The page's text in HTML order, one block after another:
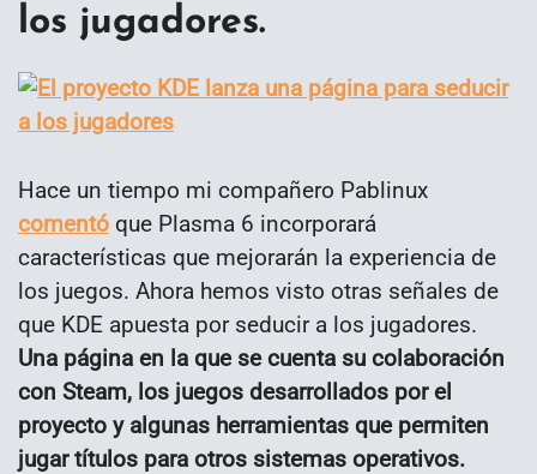
los jugadores.
Hace un tiempo mi compañero Pablinux
comentó que Plasma 6 incorporará
características que mejorarán la experiencia de
los juegos. Ahora hemos visto otras señales de
que KDE apuesta por seducir a los jugadores.
Una página en la que se cuenta su colaboración
con Steam, los juegos desarrollados por el
proyecto y algunas herramientas que permiten
jugar títulos para otros sistemas operativos.